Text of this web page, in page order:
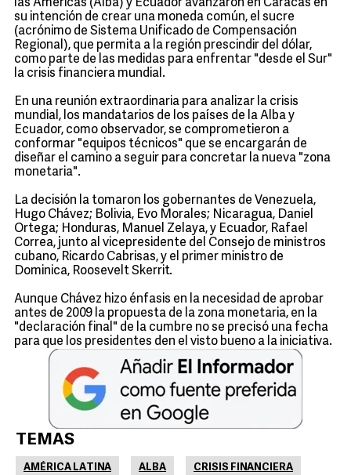
las Américas (Alba) y Ecuador avanzaron en Caracas en
su intención de crear una moneda común, el sucre
(acrónimo de Sistema Unificado de Compensación
Regional), que permita a la región prescindir del dólar,
como parte de las medidas para enfrentar "desde el Sur"
la crisis financiera mundial.
En una reunión extraordinaria para analizar la crisis
mundial, los mandatarios de los países de la Alba y
Ecuador, como observador, se comprometieron a
conformar "equipos técnicos" que se encargarán de
diseñar el camino a seguir para concretar la nueva "zona
monetaria".
La decisión la tomaron los gobernantes de Venezuela,
Hugo Chávez; Bolivia, Evo Morales; Nicaragua, Daniel
Ortega; Honduras, Manuel Zelaya, y Ecuador, Rafael
Correa, junto al vicepresidente del Consejo de ministros
cubano, Ricardo Cabrisas, y el primer ministro de
Dominica, Roosevelt Skerrit.
Aunque Chávez hizo énfasis en la necesidad de aprobar
antes de 2009 la propuesta de la zona monetaria, en la
"declaración final" de la cumbre no se precisó una fecha
para que los presidentes den el visto bueno a la iniciativa.
TEMAS
AMÉRICA LATINA ALBA CRISIS FINANCIERA